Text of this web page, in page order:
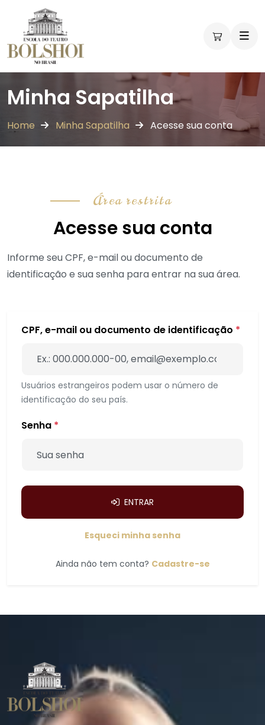
Minha Sapatilha
Home Minha Sapatilha Acesse sua conta
Área restrita
Acesse sua conta
Informe seu CPF, e-mail ou documento de
identificação e sua senha para entrar na sua área.
CPF, e-mail ou documento de identificação *
Usuários estrangeiros podem usar o número de
identificação do seu país.
Senha *
ENTRAR
Esqueci minha senha
Ainda não tem conta? Cadastre-se